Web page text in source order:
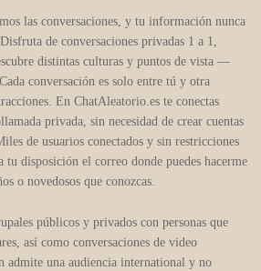
las conversaciones, y tu información nunca
de conversaciones privadas 1 a 1,
distintas culturas y puntos de vista —
conversación es solo entre tú y otra
En ChatAleatorio.es te conectas
privada, sin necesidad de crear cuentas
de usuarios conectados y sin restricciones
tu disposición el correo donde puedes hacerme
o novedosos que conozcas.
públicos y privados con personas que
así como conversaciones de video
admite una audiencia international y no